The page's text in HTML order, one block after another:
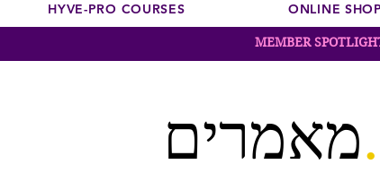
HYVE-PRO COURSES ONLINE
MEMBER
מאמרים.